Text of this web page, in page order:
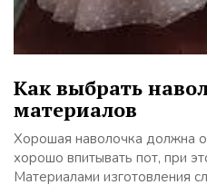
Как выбрать
материалов
Хорошая наволочка должна
хорошо впитывать пот, при
Материалами изготовления